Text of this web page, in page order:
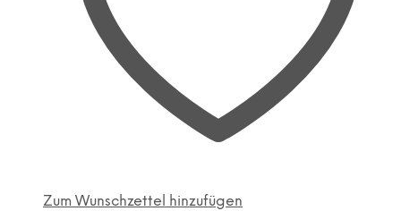
Zum Wunschzettel hinzufügen